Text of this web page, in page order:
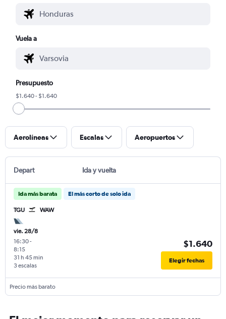
Vuela a
Presupuesto
$1.640 - $1.640
Aerolíneas Escalas Aeropuertos
Depart Ida y vuelta
Ida más barata El más corto de solo ida
TGU WAW
vie. 28/8
16:30-
8:15
3 escalas
31 h 45 min
$1.640
Elegir fechas
Precio más barato